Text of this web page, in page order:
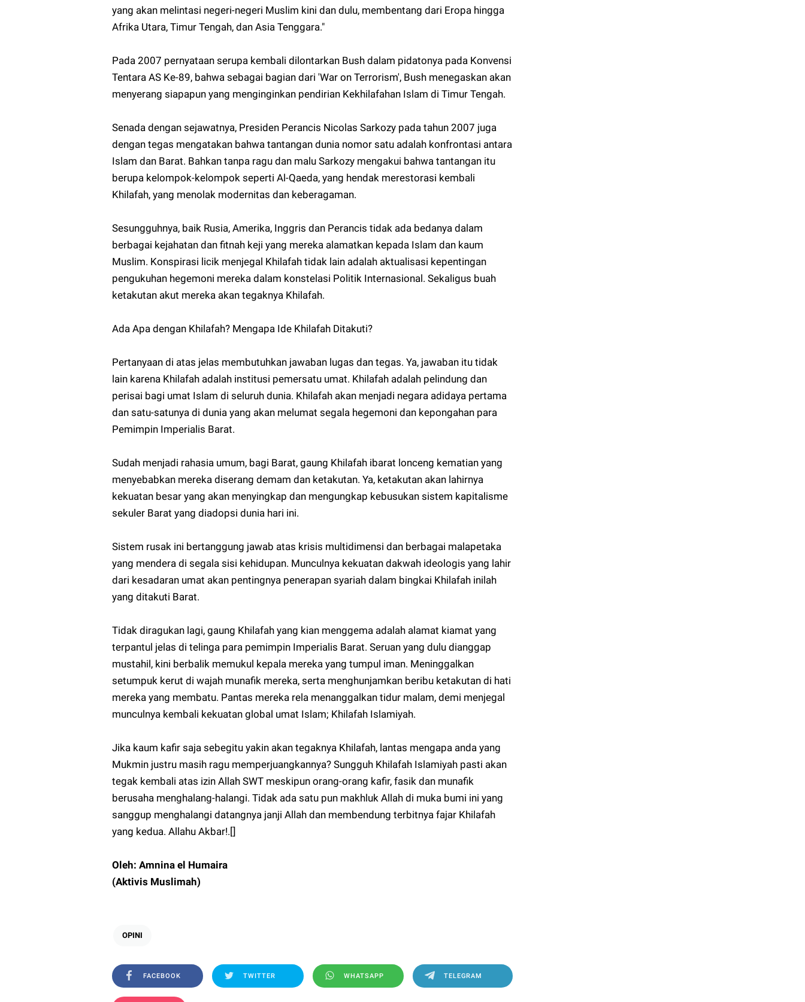
yang akan melintasi negeri-negeri Muslim kini dan dulu, membentang dari Eropa hingga
Afrika Utara, Timur Tengah, dan Asia Tenggara."
Pada 2007 pernyataan serupa kembali dilontarkan Bush dalam pidatonya pada Konvensi
Tentara AS Ke-89, bahwa sebagai bagian dari 'War on Terrorism', Bush menegaskan akan
menyerang siapapun yang menginginkan pendirian Kekhilafahan Islam di Timur Tengah.
Senada dengan sejawatnya, Presiden Perancis Nicolas Sarkozy pada tahun 2007 juga
dengan tegas mengatakan bahwa tantangan dunia nomor satu adalah konfrontasi antara
Islam dan Barat. Bahkan tanpa ragu dan malu Sarkozy mengakui bahwa tantangan itu
berupa kelompok-kelompok seperti Al-Qaeda, yang hendak merestorasi kembali
Khilafah, yang menolak modernitas dan keberagaman.
Sesungguhnya, baik Rusia, Amerika, Inggris dan Perancis tidak ada bedanya dalam
berbagai kejahatan dan fitnah keji yang mereka alamatkan kepada Islam dan kaum
Muslim. Konspirasi licik menjegal Khilafah tidak lain adalah aktualisasi kepentingan
pengukuhan hegemoni mereka dalam konstelasi Politik Internasional. Sekaligus buah
ketakutan akut mereka akan tegaknya Khilafah.
Ada Apa dengan Khilafah? Mengapa Ide Khilafah Ditakuti?
Pertanyaan di atas jelas membutuhkan jawaban lugas dan tegas. Ya, jawaban itu tidak
lain karena Khilafah adalah institusi pemersatu umat. Khilafah adalah pelindung dan
perisai bagi umat Islam di seluruh dunia. Khilafah akan menjadi negara adidaya pertama
dan satu-satunya di dunia yang akan melumat segala hegemoni dan kepongahan para
Pemimpin Imperialis Barat.
Sudah menjadi rahasia umum, bagi Barat, gaung Khilafah ibarat lonceng kematian yang
menyebabkan mereka diserang demam dan ketakutan. Ya, ketakutan akan lahirnya
kekuatan besar yang akan menyingkap dan mengungkap kebusukan sistem kapitalisme
sekuler Barat yang diadopsi dunia hari ini.
Sistem rusak ini bertanggung jawab atas krisis multidimensi dan berbagai malapetaka
yang mendera di segala sisi kehidupan. Munculnya kekuatan dakwah ideologis yang lahir
dari kesadaran umat akan pentingnya penerapan syariah dalam bingkai Khilafah inilah
yang ditakuti Barat.
Tidak diragukan lagi, gaung Khilafah yang kian menggema adalah alamat kiamat yang
terpantul jelas di telinga para pemimpin Imperialis Barat. Seruan yang dulu dianggap
mustahil, kini berbalik memukul kepala mereka yang tumpul iman. Meninggalkan
setumpuk kerut di wajah munafik mereka, serta menghunjamkan beribu ketakutan di hati
mereka yang membatu. Pantas mereka rela menanggalkan tidur malam, demi menjegal
munculnya kembali kekuatan global umat Islam; Khilafah Islamiyah.
Jika kaum kafir saja sebegitu yakin akan tegaknya Khilafah, lantas mengapa anda yang
Mukmin justru masih ragu memperjuangkannya? Sungguh Khilafah Islamiyah pasti akan
tegak kembali atas izin Allah SWT meskipun orang-orang kafir, fasik dan munafik
berusaha menghalang-halangi. Tidak ada satu pun makhluk Allah di muka bumi ini yang
sanggup menghalangi datangnya janji Allah dan membendung terbitnya fajar Khilafah
yang kedua. Allahu Akbar!.[]
Oleh: Amnina el Humaira
(Aktivis Muslimah)
OPINI
FACEBOOK TWITTER WHATSAPP TELEGRAM